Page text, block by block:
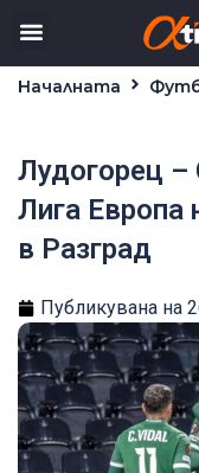
Началната
Лудогорец
Лига Европа
в Разград
Публикувана на